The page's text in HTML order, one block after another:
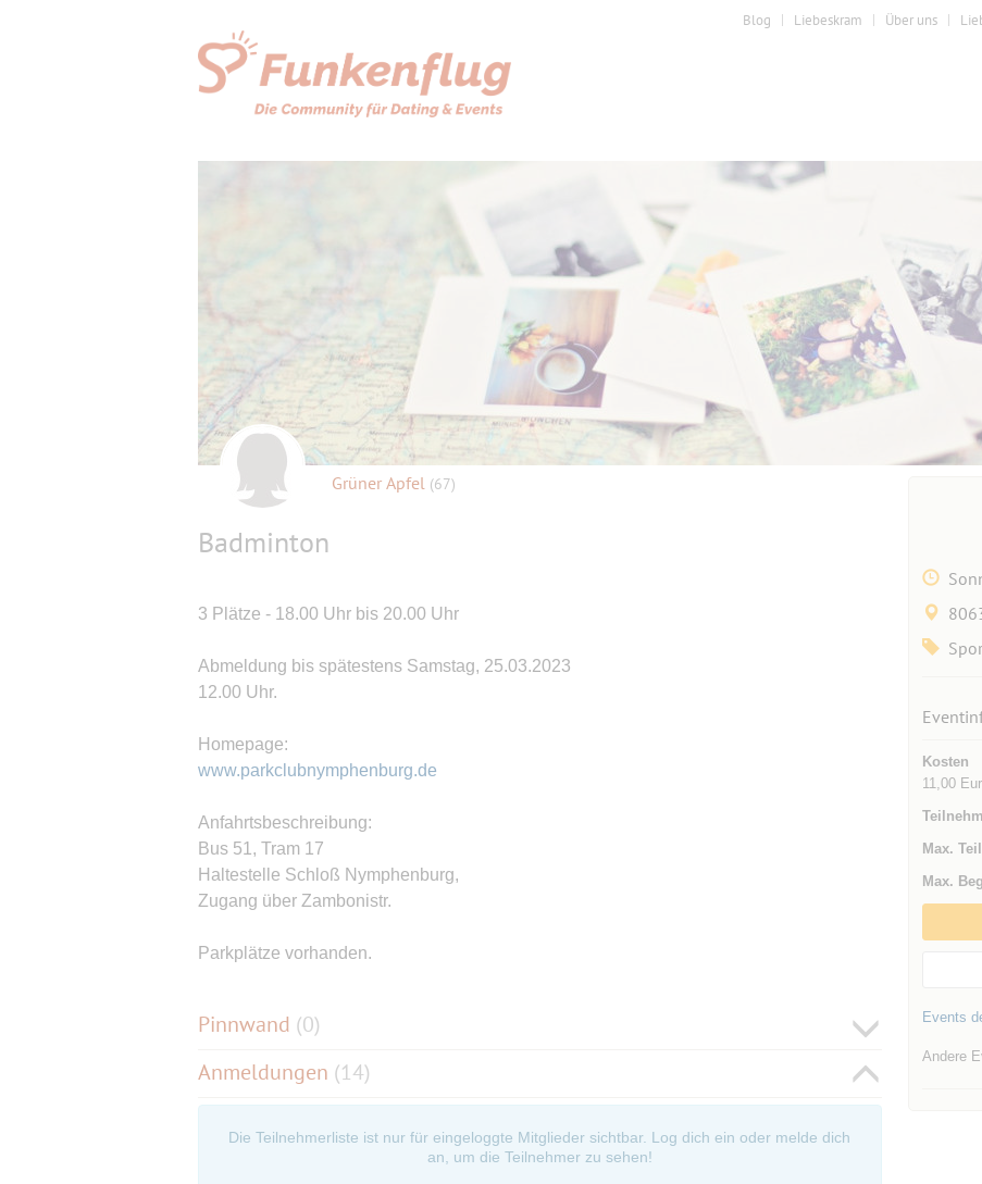
Blog Liebeskram Über uns
Grüner Apfel (67)
Badminton
3 Plätze - 18.00 Uhr bis 20.00 Uhr
Abmeldung bis spätestens Samstag, 25.03.2023
12.00 Uhr.
Homepage:
www.parkclubnymphenburg.de
Anfahrtsbeschreibung:
Bus 51, Tram 17
Haltestelle Schloß Nymphenburg,
Zugang über Zambonistr.
Parkplätze vorhanden.
Pinnwand (0)
Anmeldungen (14)
Die Teilnehmerliste ist nur für eingeloggte Mitglieder sichtbar. Log dich ein oder melde dich
an, um die Teilnehmer zu sehen!
Kosten
11,00
Max.
Max.
Events
Andere